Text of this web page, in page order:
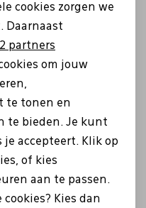
145,00
Sale
cookies zorgen we
Daarnaast
2 partners
om jouw
te tonen en
te bieden. Je kunt
je accepteert. Klik op
of kies
aan te passen.
Kies dan